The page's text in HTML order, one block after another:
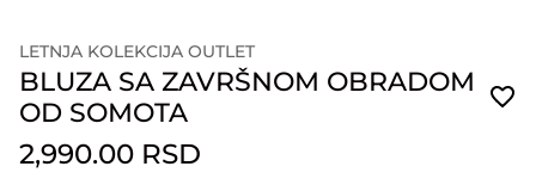
LETNJA KOLEKCIJA OUTLET
BLUZA SA ZAVRŠNOM OBRADOM
OD SOMOTA
2,990.00 RSD